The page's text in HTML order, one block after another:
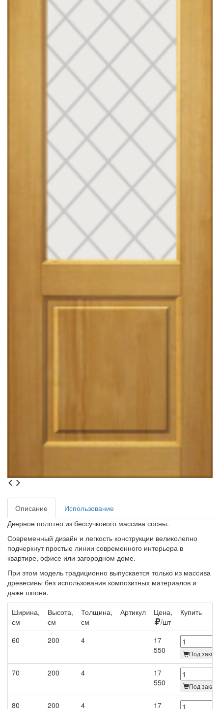
Описание
Использование
Дверное полотно из бессучкового массива сосны.
Современный дизайн и легкость конструкции великолепно
подчеркнут простые линии современного интерьера в
квартире, офисе или загородном доме.
При этом модель традиционно выпускается только из массива
древесины без использования композитных материалов и
даже шпона.
Ширина,
см
Высота,
см
Толщина,
см
Артикул
Цена,
/шт
Купить
60 200 4
17
550
Под заказ
70 200 4
17
550
Под заказ
80 200 4 17